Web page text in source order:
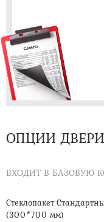
ОПЦИИ ДВЕРИ
ВХОДИТ В БАЗОВУЮ
Стеклопакет
(300*700 мм)